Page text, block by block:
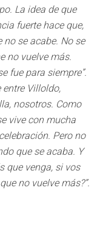
La idea de que
fuerte hace que,
se acabe. No se
no vuelve más.
fue para siempre”.
Villoldo,
nosotros. Como
vive con mucha
Pero no
que se acaba. Y
que venga, si vos
no vuelve más?”.